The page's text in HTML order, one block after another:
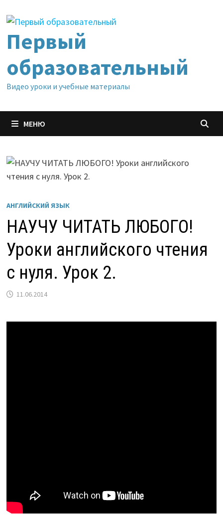
содержимому
Первый
образовательный
Видео уроки и учебные материалы
МЕНЮ
АНГЛИЙСКИЙ ЯЗЫК
НАУЧУ ЧИТАТЬ ЛЮБОГО!
Уроки английского чтения
с нуля. Урок 2.
11.06.2014